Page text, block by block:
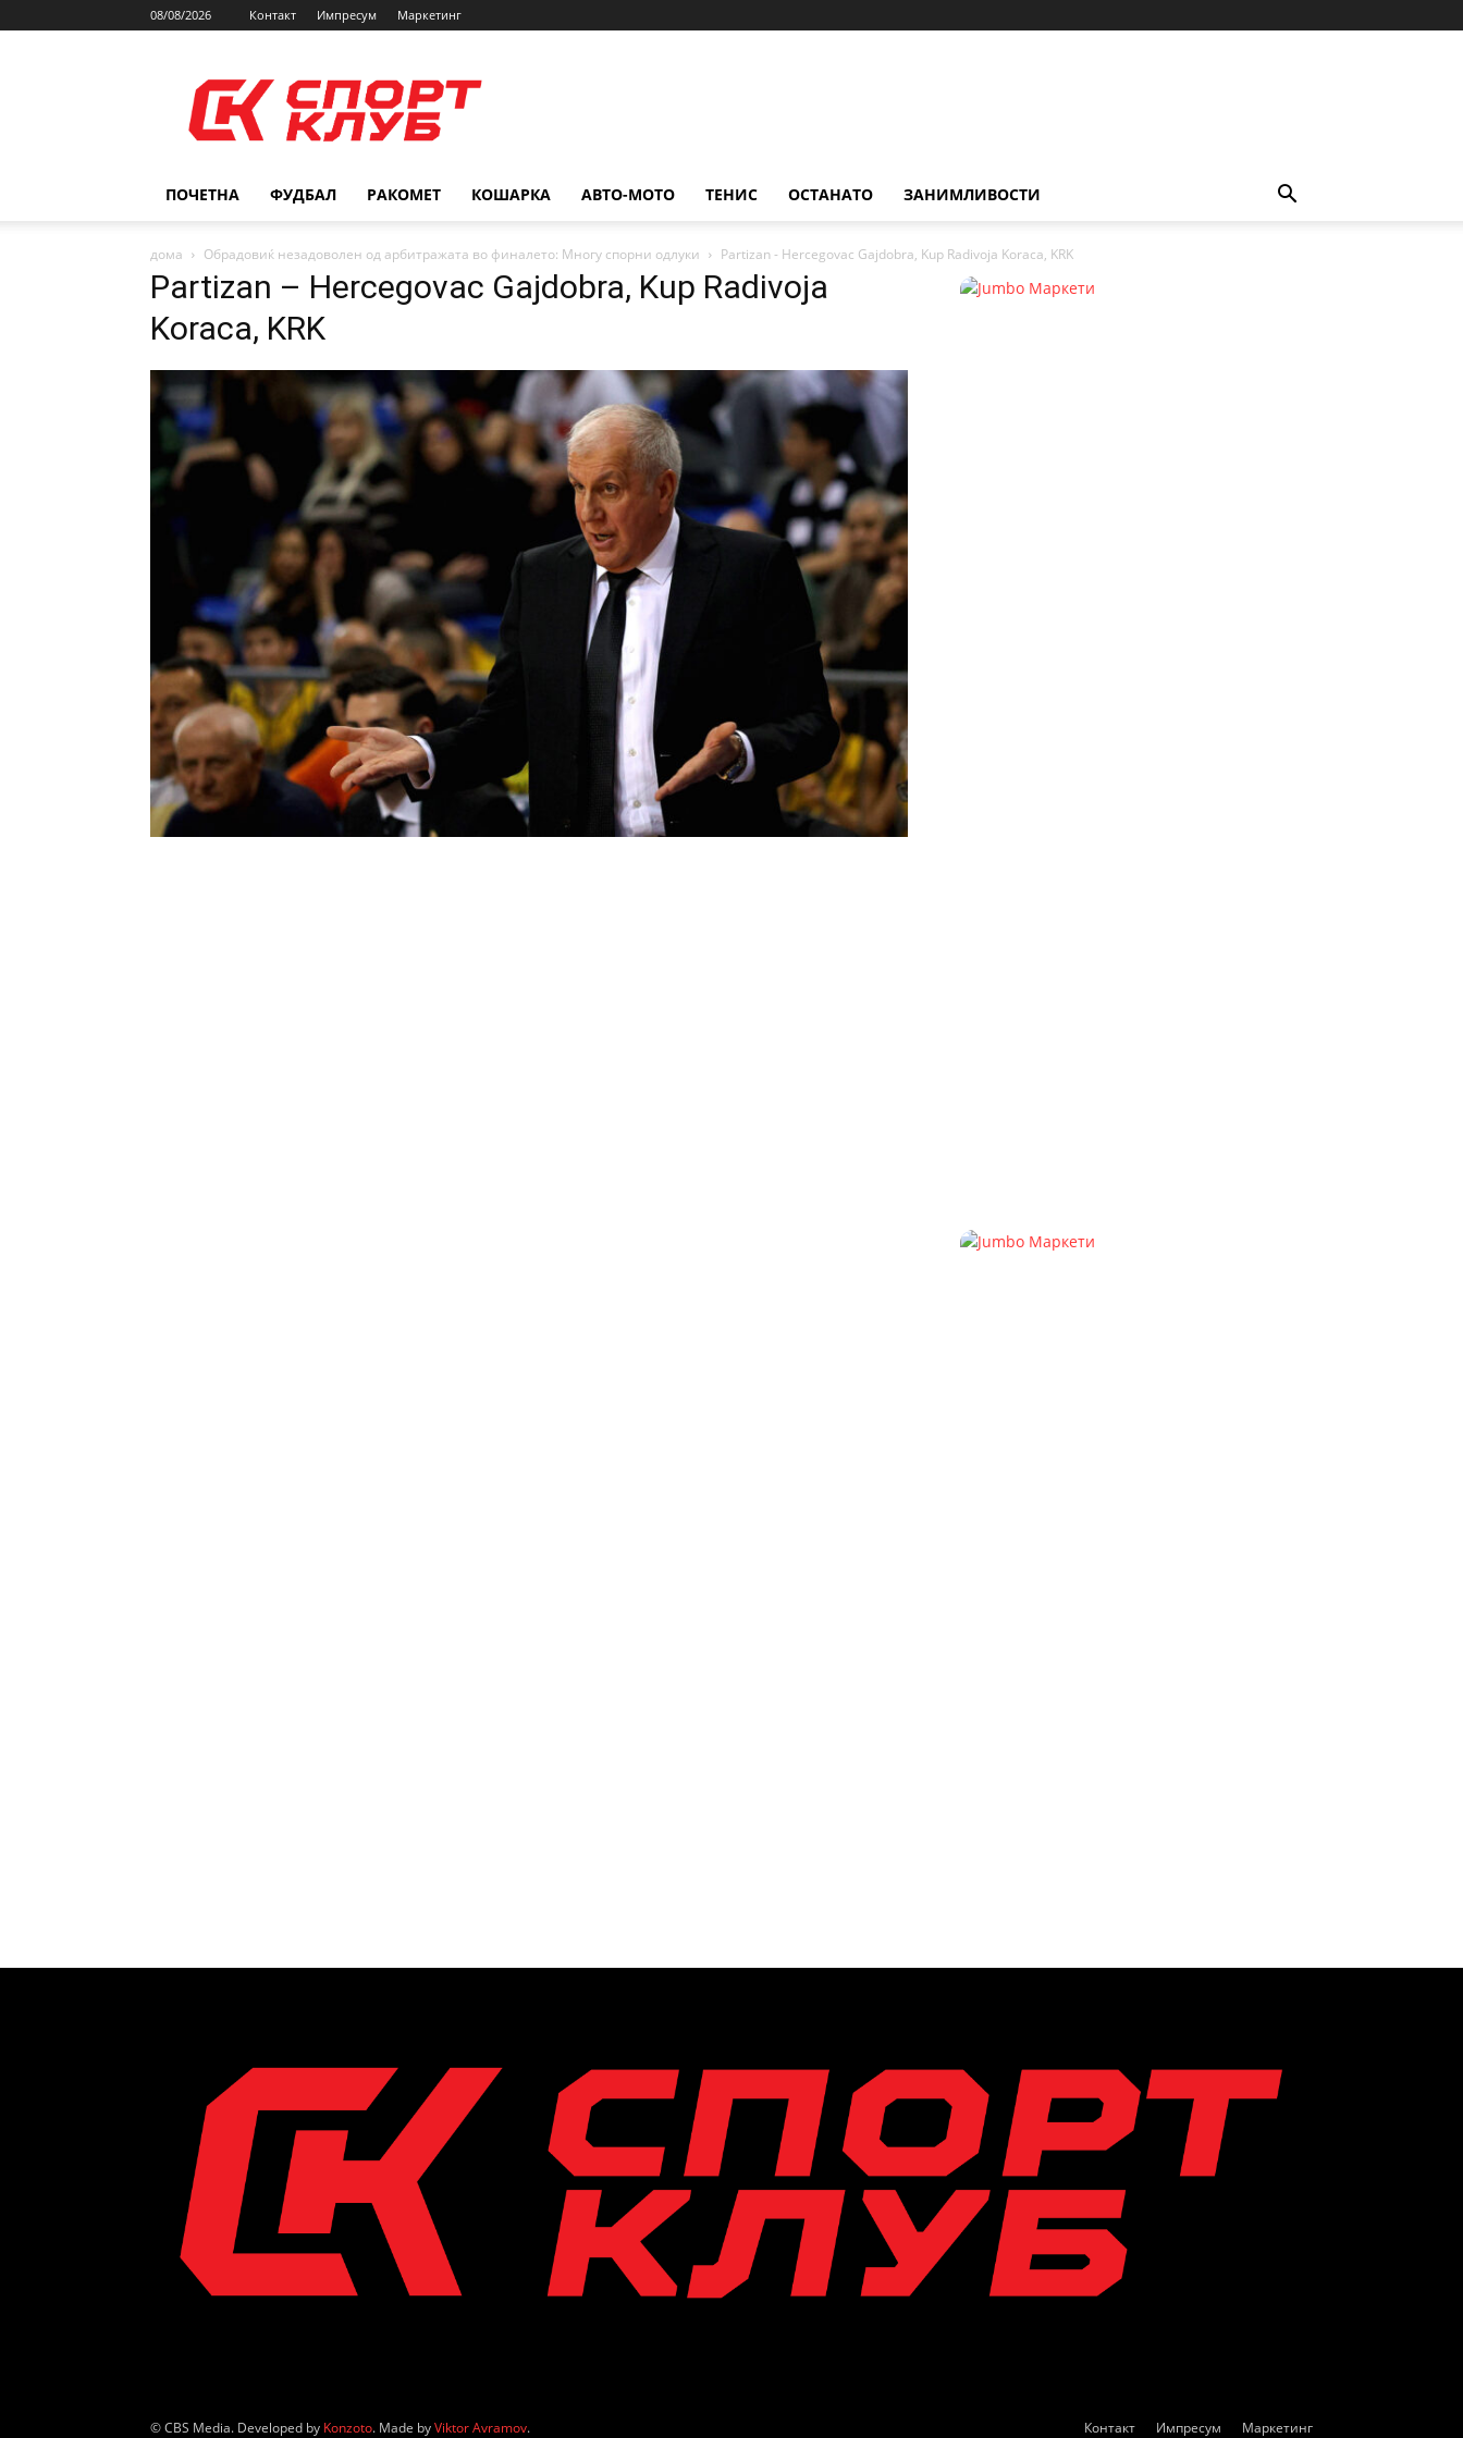
08/08/2026 Контакт Импресум Маркетинг
ПОЧЕТНА ФУДБАЛ РАКОМЕТ КОШАРКА АВТО-МОТО ТЕНИС ОСТАНАТО ЗАНИМЛИВОСТИ
дома Обрадовиќ незадоволен од арбитражата во финалето: Многу спорни одлуки Partizan - Hercegovac Gajdobra, Kup Radivoja Koraca, KRK
Partizan – Hercegovac Gajdobra, Kup Radivoja
Koraca, KRK
Контакт Импресум Маркетинг
© CBS Media. Developed by Konzoto. Made byViktor Avramov.